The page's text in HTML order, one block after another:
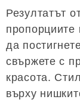
Резултатът
пропорциите
да
свържете с
красота.
върху